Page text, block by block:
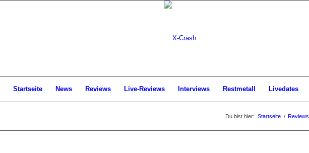
Startseite News Reviews Live-Reviews Interviews Restmetall Livedates
Du bist hier: Startseite / Reviews